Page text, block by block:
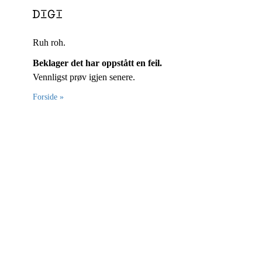
Ruh roh.
Beklager det har oppstått en feil.
Vennligst prøv igjen senere.
Forside »